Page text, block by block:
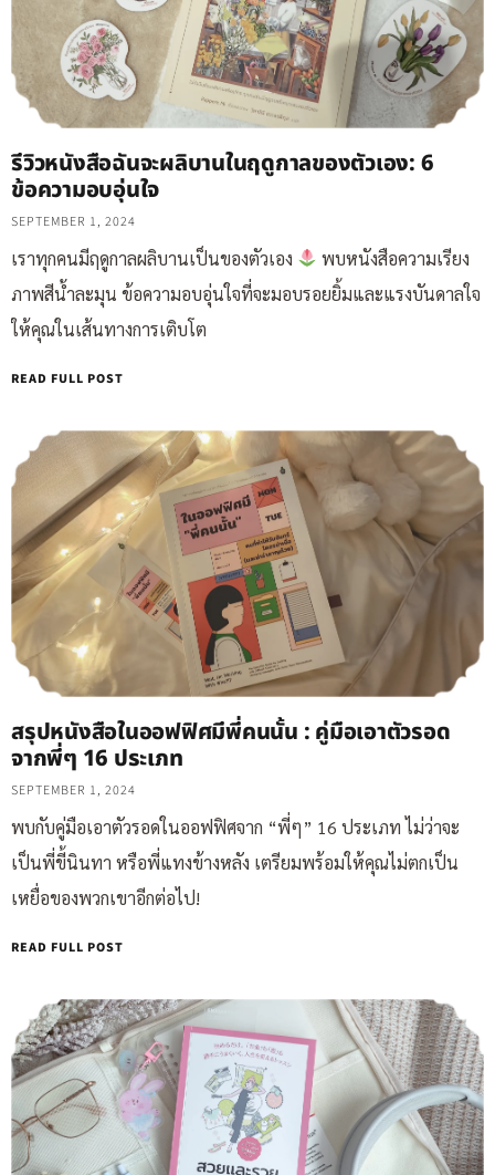
รีวิวหนังสือฉันจะผลิบานในฤดูกาลของตัวเอง: 6
ข้อความอบอุ่นใจ
SEPTEMBER 1, 2024
เราทุกคนมีฤดูกาลผลิบานเป็นของตัวเอง
พบหนังสือความเรียง
ภาพสีน้ำละมุน ข้อความอบอุ่นใจที่จะมอบรอยยิ้มและแรงบันดาลใจ
ให้คุณในเส้นทางการเติบโต
READ FULL POST
สรุปหนังสือในออฟฟิศมีพี่คนนั้น : คู่มือเอาตัวรอด
จากพี่ๆ 16 ประเภท
SEPTEMBER 1, 2024
พบกับคู่มือเอาตัวรอดในออฟฟิศจาก “พี่ๆ” 16 ประเภท ไม่ว่าจะ
เป็นพี่ขี้นินทา หรือพี่แทงข้างหลัง เตรียมพร้อมให้คุณไม่ตกเป็น
เหยื่อของพวกเขาอีกต่อไป!
READ FULL POST